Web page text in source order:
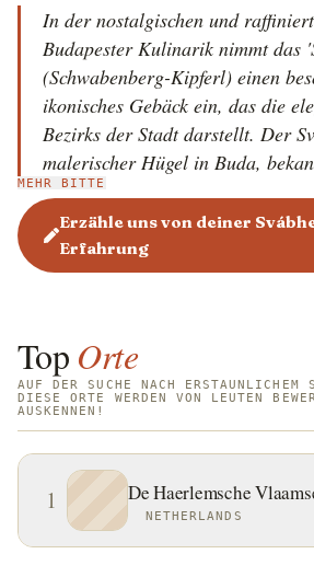
In der nostalgischen und
Budapester Kulinarik nimmt das
(Schwabenberg-Kipferl) einen
ikonisches Gebäck ein, das die
Bezirks der Stadt darstellt. Der
malerischer Hügel in Buda,
Grün und seine historischen
ein beliebter
und kreative Elite der Stadt. Das
entstand in dieser Umgebung als
gewöhnlichen 'tejes kifli'
reichhaltigeren Teig, seine
Knusprigkeit und seine
mondänen 'polgári'
Budapests der Vorkriegszeit
Gebäck, das Bilder von
Veranden, frischer Morgenluft
MEHR BITTE
Erzähle uns von deiner
Erfahrung
Top Orte
AUF DER SUCHE NACH
DIESE ORTE WERDEN VON LEUTEN
AUSKENNEN!
1 De Haerlemsche
NETHERLANDS